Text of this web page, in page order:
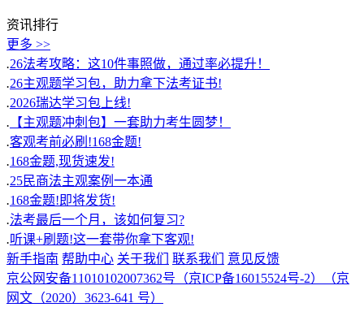
资讯排行
更多 >>
.26法考攻略：这10件事照做，通过率必提升！
.26主观题学习包，助力拿下法考证书!
.2026瑞达学习包上线!
. 【主观题冲刺包】一套助力考生圆梦！
.客观考前必刷!168金题!
.168金题,现货速发!
.25民商法主观案例一本通
.168金题!即将发货!
.法考最后一个月，该如何复习?
.听课+刷题!这一套带你拿下客观!
新手指南 帮助中心 关于我们 联系我们
意见反馈
京公网安备11010102007362号 （京ICP备16015524号-2）
（京
网文（2020）3623-641 号）